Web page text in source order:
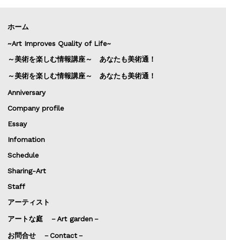
ホーム
~Art Improves Quality of Life~
～美術を楽しむ情報講座～ あなたも美術通！
～美術を楽しむ情報講座～ あなたも美術通！
Anniversary
Company profile
Essay
Infomation
Schedule
Sharing-Art
Staff
アーティスト
アートな庭 －Art garden－
お問合せ －Contact－